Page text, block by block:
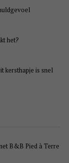
het?
kersthapje is snel
B&B Pied à Terre